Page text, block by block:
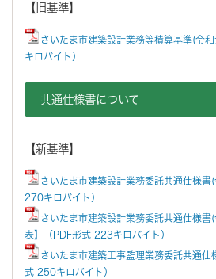
【旧基準】
さいたま市建築設計業務等積算基準(令
キロバイト）
共通仕様書について
【新基準】
さいたま市建築設計業務委託共通仕様
270キロバイト）
さいたま市建築設計業務委託共通仕様
表】（PDF形式 223キロバイト）
さいたま市建築工事監理業務委託共通
式 250キロバイト）